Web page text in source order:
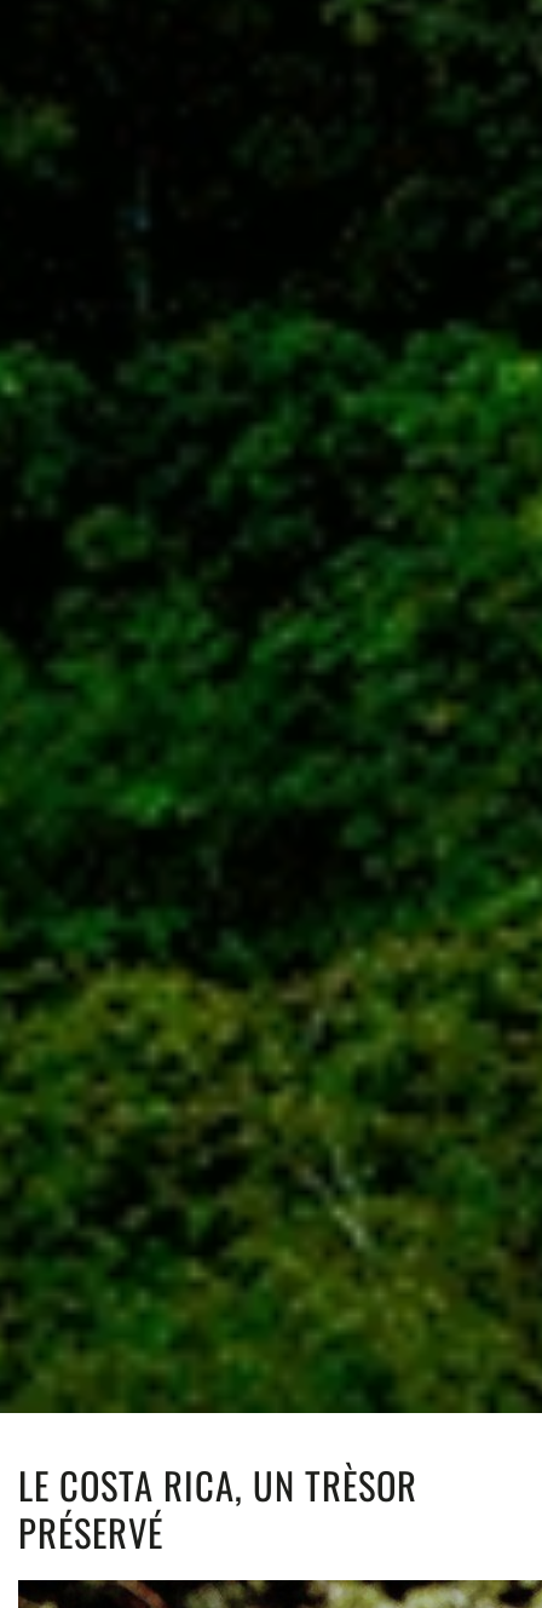
LE COSTA RICA, UN TRÈSOR
PRÉSERVÉ